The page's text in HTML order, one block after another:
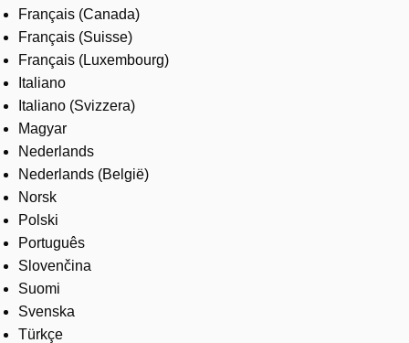
Français (Canada)
Français (Suisse)
Français (Luxembourg)
Italiano
Italiano (Svizzera)
Magyar
Nederlands
Nederlands (België)
Norsk
Polski
Português
Slovenčina
Suomi
Svenska
Türkçe